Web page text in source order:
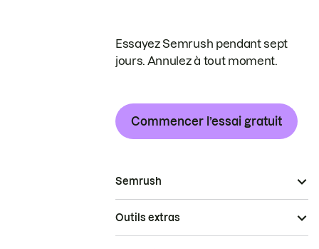
Essayez Semrush pendant sept
jours. Annulez à tout moment.
Commencer l’essai gratuit
Semrush
Outils extras